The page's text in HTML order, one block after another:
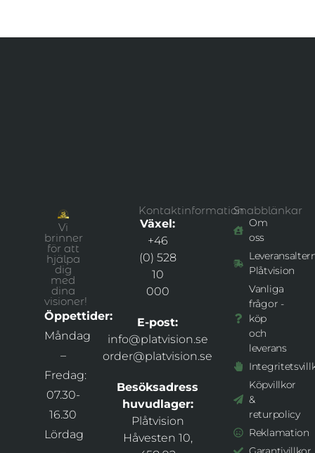
Vi
brinner
för att
hjälpa
dig
med
dina
visioner!
Öppettider:
Måndag
–
Fredag:
07.30-
16.30
Lördag
Kontaktinformation
Växel:
+46
(0) 528
10
000
E-post:
info@platvision.se
order@platvision.se
Besöksadress
huvudlager:
Plåtvision
Håvesten 10,
Snabblänkar
Om
oss
Plåtvision
Vanliga
frågor -
köp
och
leverans
Köpvillkor
&
returpolicy
Reklamation